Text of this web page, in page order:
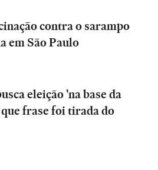
contra o sarampo
em São Paulo
eleição 'na base da
frase foi tirada do